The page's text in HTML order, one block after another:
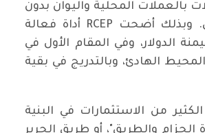
بالعملات المحلية واليوان بدون
الدولار الأمريكي. وبذلك أضحت RCEP أداة فعالة
الدولار، وفي المقام الأول في
الهادئ، وبالتدريج في بقية
من الاستثمارات في البنية
الحزام والطريق"، أو طريق الحرير